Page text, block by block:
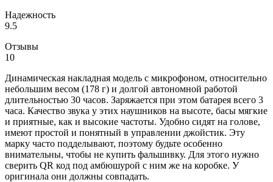
Надежность
9.5
Отзывы
10
Динамическая накладная модель с микрофоном, относительно
небольшим весом (178 г) и долгой автономной работой
длительностью 30 часов. Заряжается при этом батарея всего 3
часа. Качество звука у этих наушников на высоте, басы мягкие
и приятные, как и высокие частоты. Удобно сидят на голове,
имеют простой и понятный в управлении джойстик. Эту
марку часто подделывают, поэтому будьте особенно
внимательны, чтобы не купить фальшивку. Для этого нужно
сверить QR код под амбюшурой с ним же на коробке. У
оригинала они должны совпадать.